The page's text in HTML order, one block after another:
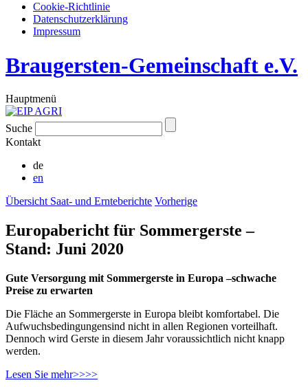
Cookie-Richtlinie
Datenschutzerklärung
Impressum
Braugersten-Gemeinschaft e.V.
Hauptmenü
Suche
Kontakt
de
en
Übersicht Saat- und Ernteberichte Vorherige
Europabericht für Sommergerste –
Stand: Juni 2020
Gute Versorgung mit Sommergerste in Europa –schwache
Preise zu erwarten
Die Fläche an Sommergerste in Europa bleibt komfortabel. Die
Aufwuchsbedingungensind nicht in allen Regionen vorteilhaft.
Dennoch wird Gerste in diesem Jahr voraussichtlich nicht knapp
werden.
Lesen Sie mehr>>>>